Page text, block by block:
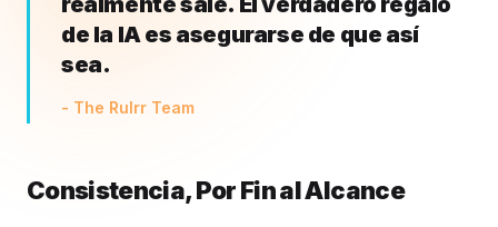
de la IA es asegurarse de que así
sea.
- The Rulrr Team
Consistencia, Por Fin al Alcance